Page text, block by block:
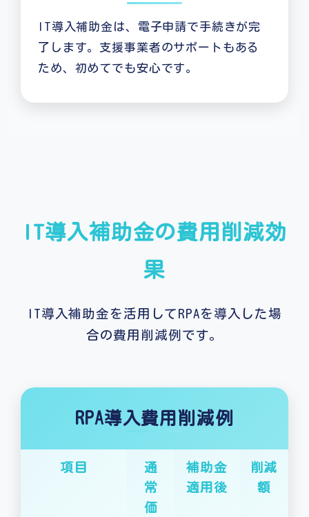
IT導入補助金は、電子申請で手続きが完
了します。支援事業者のサポートもある
ため、初めてでも安心です。
IT導入補助金の費用削減効
果
IT導入補助金を活用してRPAを導入した場
合の費用削減例です。
RPA導入費用削減例
項目
通
常
価
補助金
適用後
削減
額